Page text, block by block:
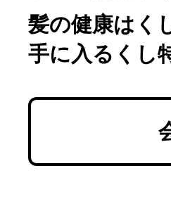
よくあるご
髪の健康はく
手に入るくし